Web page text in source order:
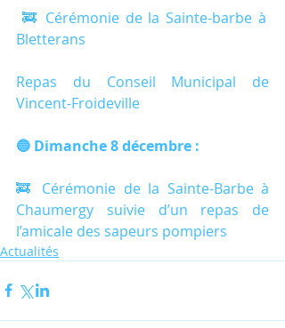
Bletterans
Repas du Conseil Municipal de
Vincent-Froideville
🔵 Dimanche 8 décembre :
🚒 Cérémonie de la Sainte-Barbe à
Chaumergy suivie d’un repas de
l’amicale des sapeurs pompiers
Actualités